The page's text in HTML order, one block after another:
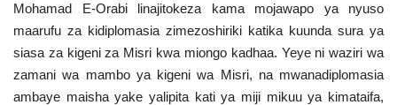
Maonyesho
Wadhamini
Mohamad E-Orabi linajitokeza kama mojawapo ya nyuso
maarufu za kidiplomasia zimezoshiriki katika kuunda sura ya
siasa za kigeni za Misri kwa miongo kadhaa. Yeye ni waziri wa
zamani wa mambo ya kigeni wa Misri, na mwanadiplomasia
ambaye maisha yake yalipita kati ya miji mikuu ya kimataifa,